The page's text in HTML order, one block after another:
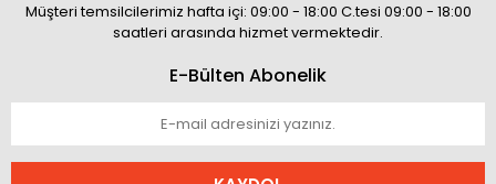
Müşteri temsilcilerimiz hafta içi: 09:00 - 18:00 C.tesi 09:00 - 18:00
saatleri arasında hizmet vermektedir.
E-Bülten Abonelik